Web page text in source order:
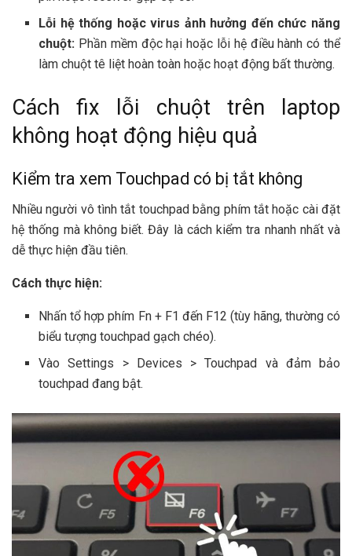
Lỗi hệ thống hoặc virus ảnh hưởng đến chức năng
chuột: Phần mềm độc hại hoặc lỗi hệ điều hành có thể
làm chuột tê liệt hoàn toàn hoặc hoạt động bất thường.
Cách fix lỗi chuột trên laptop
không hoạt động hiệu quả
Kiểm tra xem Touchpad có bị tắt không
Nhiều người vô tình tắt touchpad bằng phím tắt hoặc cài đặt
hệ thống mà không biết. Đây là cách kiểm tra nhanh nhất và
dễ thực hiện đầu tiên.
Cách thực hiện:
Nhấn tổ hợp phím Fn + F1 đến F12 (tùy hãng, thường có
biểu tượng touchpad gạch chéo).
Vào Settings > Devices > Touchpad và đảm bảo
touchpad đang bật.